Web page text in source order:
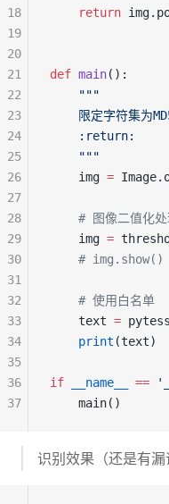
    return
def main():
    """
限定字符集为
    :return:
    """
    img
=
# 图像二值化处
    img
=
    # img.show()
    # 使用白名单
    text
=
    print
(text)
if __name__ ==
    main()
18
19
20
21
22
23
24
25
26
27
28
29
30
31
32
33
34
35
36
37
识别效果（还是有漏